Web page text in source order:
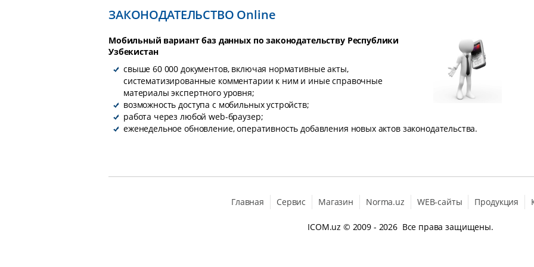
ЗАКОНОДАТЕЛЬСТВО Online
Мобильный вариант баз данных по законодательству Республики
Узбекистан
свыше 60 000 документов, включая нормативные акты,
систематизированные комментарии к ним и иные справочные
материалы экспертного уровня;
возможность доступа с мобильных устройств;
работа через любой web-браузер;
еженедельное обновление, оперативность добавления новых актов законодательства.
Главная Сервис Магазин Norma.uz WEB-сайты Продукция
ICOM.uz © 2009 - 2026 Все права защищены.